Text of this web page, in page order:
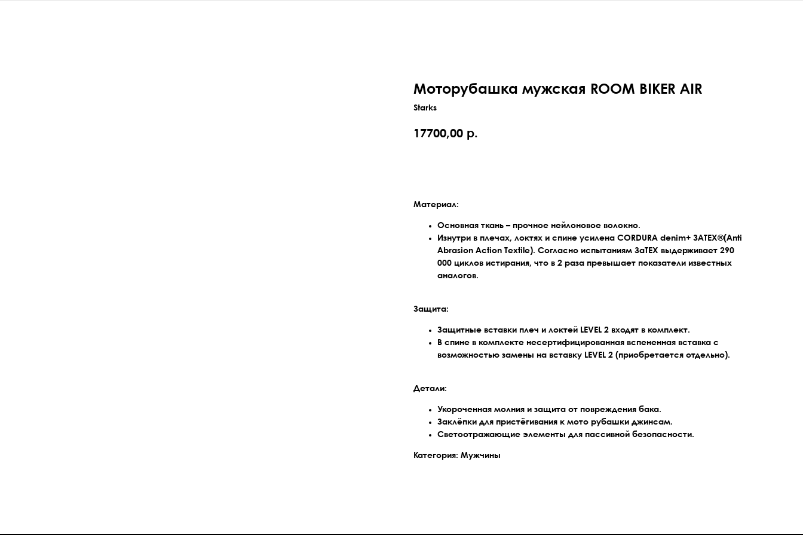
Моторубашка мужская ROOM BIKER AIR
Starks
17700,00 р.
Материал:
Основная ткань – прочное нейлоновое волокно.
Изнутри в плечах, локтях и спине усилена CORDURA denim+ 3ATEX®(Anti
Abrasion Action Textile). Согласно испытаниям 3аТЕХ выдерживает 290
000 циклов истирания, что в 2 раза превышает показатели известных
аналогов.
Защита:
Защитные вставки плеч и локтей LEVEL 2 входят в комплект.
В спине в комплекте несертифицированная вспененная вставка с
возможностью замены на вставку LEVEL 2 (приобретается отдельно).
Детали:
Укороченная молния и защита от повреждения бака.
Заклёпки для пристёгивания к мото рубашки джинсам.
Светоотражающие элементы для пассивной безопасности.
Категория: Мужчины